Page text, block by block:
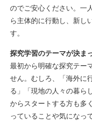
のでご安心ください。一
ら主体的に行動し、新し
す。
探究学習のテーマが決ま
最初から明確な探究テー
せん。むしろ、「海外に
る」「現地の人々の暮ら
からスタートする方も多
っていることや気になっ